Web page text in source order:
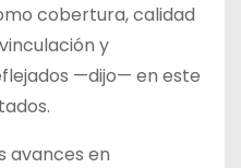
cobertura, calidad
y
—dijo— en este
avances en